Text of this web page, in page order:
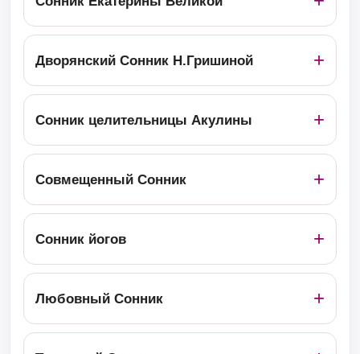
Дворянский Сонник Н.Гришиной
Сонник целительницы Акулины
Совмещенный Сонник
Сонник йогов
Любовный Сонник